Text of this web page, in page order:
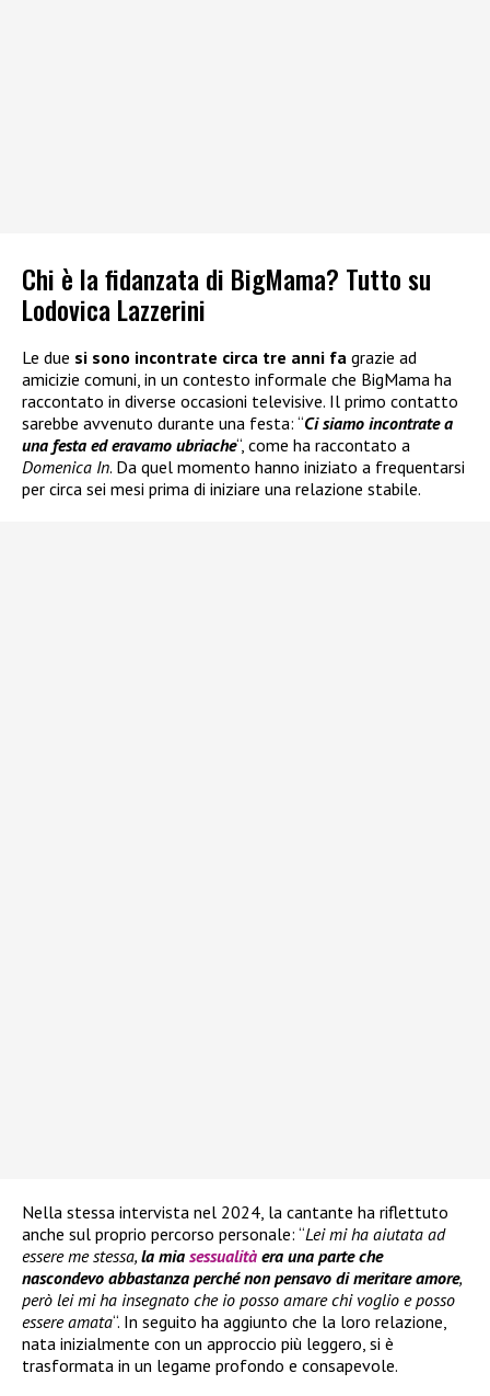
Chi è la fidanzata di BigMama? Tutto su
Lodovica Lazzerini
Le due si sono incontrate circa tre anni fa grazie ad
amicizie comuni, in un contesto informale che BigMama ha
raccontato in diverse occasioni televisive. Il primo contatto
sarebbe avvenuto durante una festa: “Ci siamo incontrate a
una festa ed eravamo ubriache“, come ha raccontato a
Domenica In. Da quel momento hanno iniziato a frequentarsi
per circa sei mesi prima di iniziare una relazione stabile.
Nella stessa intervista nel 2024, la cantante ha riflettuto
anche sul proprio percorso personale: “Lei mi ha aiutata ad
essere me stessa, la mia sessualità era una parte che
nascondevo abbastanza perché non pensavo di meritare amore,
però lei mi ha insegnato che io posso amare chi voglio e posso
essere amata“. In seguito ha aggiunto che la loro relazione,
nata inizialmente con un approccio più leggero, si è
trasformata in un legame profondo e consapevole.